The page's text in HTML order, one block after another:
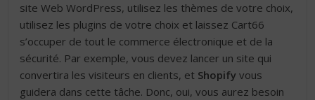
site Web WordPress, utilisez les thèmes de votre choix,
utilisez les plugins de votre choix et laissez Cart66
s’occuper de tout le commerce électronique et de la
sécurité. Par exemple, vous devez lancer un site qui
convertira les visiteurs en clients, et Shopify vous
guidera dans cette tâche. Donc, oui, vous aurez besoin